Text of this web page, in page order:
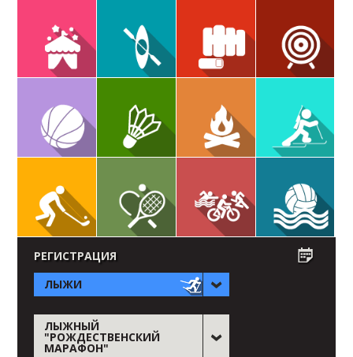
РЕГИСТРАЦИЯ
ЛЫЖИ
ЛЫЖНЫЙ
"РОЖДЕСТВЕНСКИЙ
МАРАФОН"